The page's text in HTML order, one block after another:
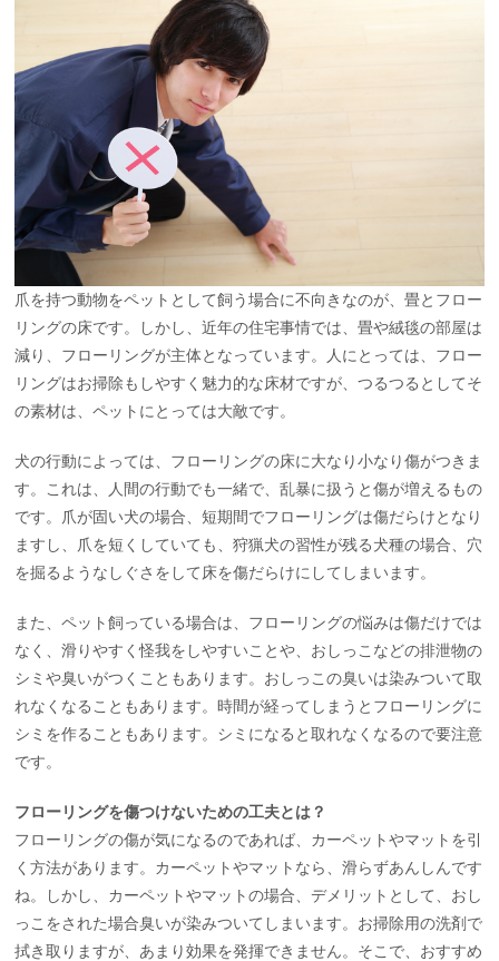
爪を持つ動物をペットとして飼う場合に不向きなのが、畳とフロー
リングの床です。しかし、近年の住宅事情では、畳や絨毯の部屋は
減り、フローリングが主体となっています。人にとっては、フロー
リングはお掃除もしやすく魅力的な床材ですが、つるつるとしてそ
の素材は、ペットにとっては大敵です。
犬の行動によっては、フローリングの床に大なり小なり傷がつきま
す。これは、人間の行動でも一緒で、乱暴に扱うと傷が増えるもの
です。爪が固い犬の場合、短期間でフローリングは傷だらけとなり
ますし、爪を短くしていても、狩猟犬の習性が残る犬種の場合、穴
を掘るようなしぐさをして床を傷だらけにしてしまいます。
また、ペット飼っている場合は、フローリングの悩みは傷だけでは
なく、滑りやすく怪我をしやすいことや、おしっこなどの排泄物の
シミや臭いがつくこともあります。おしっこの臭いは染みついて取
れなくなることもあります。時間が経ってしまうとフローリングに
シミを作ることもあります。シミになると取れなくなるので要注意
です。
フローリングを傷つけないための工夫とは？
フローリングの傷が気になるのであれば、カーペットやマットを引
く方法があります。カーペットやマットなら、滑らずあんしんです
ね。しかし、カーペットやマットの場合、デメリットとして、おし
っこをされた場合臭いが染みついてしまいます。お掃除用の洗剤で
拭き取りますが、あまり効果を発揮できません。そこで、おすすめ